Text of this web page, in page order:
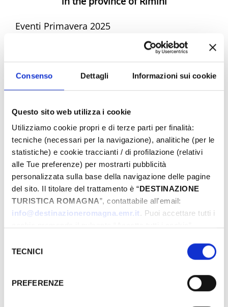
Consenso Dettagli Informazioni sui cookie
Questo sito web utilizza i cookie
Utilizziamo cookie propri e di terze parti per finalità:
tecniche (necessari per la navigazione), analitiche (per le
statistiche) e cookie traccianti / di profilazione (relativi
alle Tue preferenze) per mostrarti pubblicità
personalizzata sulla base della navigazione delle pagine
del sito. Il titolare del trattamento è “DESTINAZIONE
TURISTICA ROMAGNA”, contattabile all'email:
info@destinazioneromagna.emr.it. Puoi accettare tutti i
gestire le tue preferenze facendo clic su “Personalizza”.
Qualora acconsenti a tutti i cookie i Tuoi dati potranno
attualmente non fornisce garanzie idonee per il
delTECNICI
PREFERENZE
Eventi Primavera 2025
Spring Riviera Rimini Events
To
City
Types